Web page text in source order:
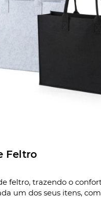
Feltro
feltro, trazendo o
um dos seus itens,